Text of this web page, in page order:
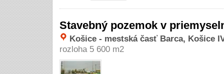
Stavebný pozemok v
Košice - mestská časť Barca, Košice
rozloha 5 600 m2